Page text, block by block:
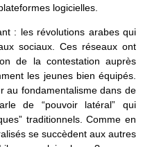
logicielles.
: les révolutions arabes qui
sociaux. Ces réseaux ont
de la contestation auprès
les jeunes bien équipés.
au fondamentalisme dans de
de “pouvoir latéral” qui
traditionnels. Comme en
se succèdent aux autres